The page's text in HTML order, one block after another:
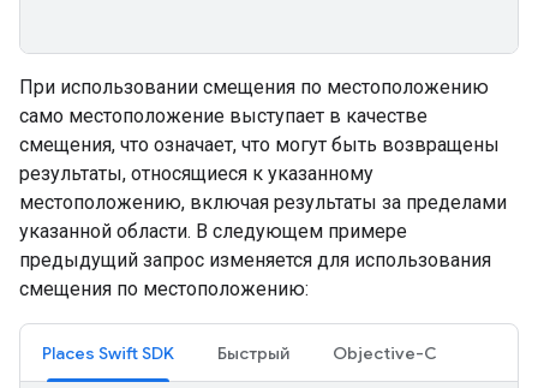
При использовании смещения по местоположению
само местоположение выступает в качестве
смещения, что означает, что могут быть возвращены
результаты, относящиеся к указанному
местоположению, включая результаты за пределами
указанной области. В следующем примере
предыдущий запрос изменяется для использования
смещения по местоположению:
Places Swift SDK Быстрый Objective-C